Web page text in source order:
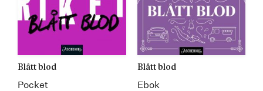
Blått blod
Pocket
Blått blod
Ebok